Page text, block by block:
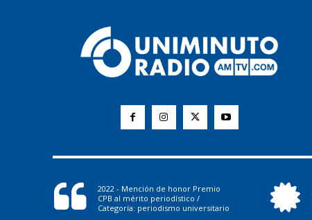
2022 - Mención de honor Premio
CPB al mérito periodístico /
Categoría: periodismo universitario